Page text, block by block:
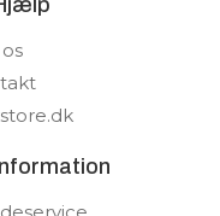
Information